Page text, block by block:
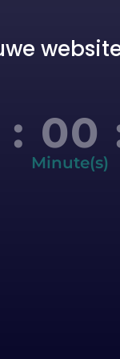
: 00
Minute(s)